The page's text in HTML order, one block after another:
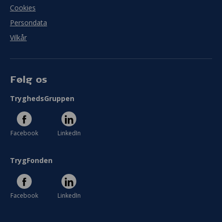
Cookies
Persondata
Vilkår
Følg os
TryghedsGruppen
Facebook LinkedIn
TrygFonden
Facebook LinkedIn